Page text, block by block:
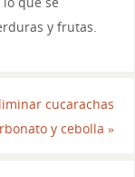
y frutas.
cucarachas
y cebolla»